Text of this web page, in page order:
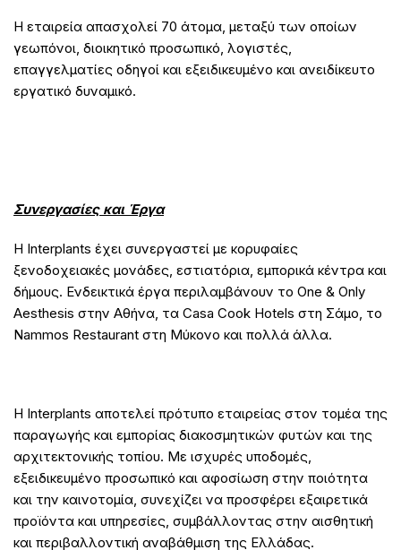
Η εταιρεία απασχολεί 70 άτομα, μεταξύ των οποίων
γεωπόνοι, διοικητικό προσωπικό, λογιστές,
επαγγελματίες οδηγοί και εξειδικευμένο και ανειδίκευτο
εργατικό δυναμικό.
Συνεργασίες και Έργα
Η Interplants έχει συνεργαστεί με κορυφαίες
ξενοδοχειακές μονάδες, εστιατόρια, εμπορικά κέντρα και
δήμους. Ενδεικτικά έργα περιλαμβάνουν το One & Only
Aesthesis στην Αθήνα, τα Casa Cook Hotels στη Σάμο, το
Nammos Restaurant στη Μύκονο και πολλά άλλα.
Η Interplants αποτελεί πρότυπο εταιρείας στον τομέα της
παραγωγής και εμπορίας διακοσμητικών φυτών και της
αρχιτεκτονικής τοπίου. Με ισχυρές υποδομές,
εξειδικευμένο προσωπικό και αφοσίωση στην ποιότητα
και την καινοτομία, συνεχίζει να προσφέρει εξαιρετικά
προϊόντα και υπηρεσίες, συμβάλλοντας στην αισθητική
και περιβαλλοντική αναβάθμιση της Ελλάδας.